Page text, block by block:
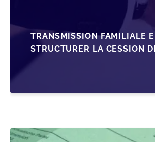
TRANSMISSION FAMILIALE
STRUCTURER LA CESSION
SRL